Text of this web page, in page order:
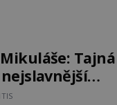
Tajná